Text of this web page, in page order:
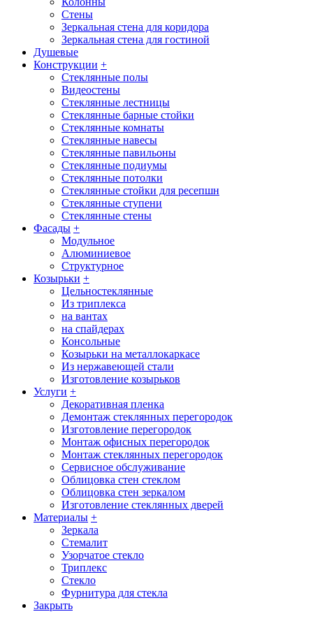
Стены
Зеркальная стена для коридора
Зеркальная стена для гостиной
Душевые
Конструкции +
Стеклянные полы
Видеостены
Стеклянные лестницы
Стеклянные барные стойки
Стеклянные комнаты
Стеклянные навесы
Стеклянные павильоны
Стеклянные подиумы
Стеклянные потолки
Стеклянные стойки для ресепшн
Стеклянные ступени
Стеклянные стены
Фасады +
Модульное
Алюминиевое
Структурное
Козырьки +
Цельностеклянные
Из триплекса
на вантах
на спайдерах
Консольные
Козырьки на металлокаркасе
Из нержавеющей стали
Изготовление козырьков
Услуги +
Декоративная пленка
Демонтаж стеклянных перегородок
Изготовление перегородок
Монтаж офисных перегородок
Монтаж стеклянных перегородок
Сервисное обслуживание
Облицовка стен стеклом
Облицовка стен зеркалом
Изготовление стеклянных дверей
Материалы +
Зеркала
Стемалит
Узорчатое стекло
Триплекс
Стекло
Фурнитура для стекла
Закрыть